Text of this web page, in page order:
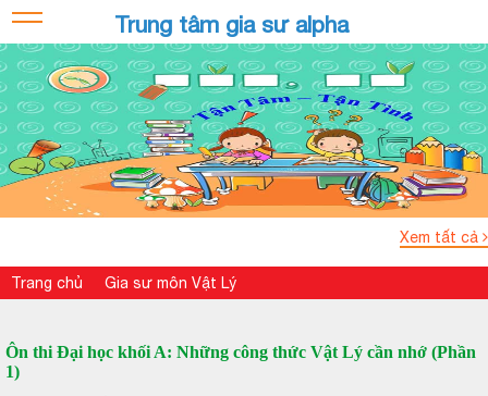
Trung tâm gia sư alpha
Xem tất cả
Trang chủ Gia sư môn Vật Lý
Ôn thi Đại học khối A: Những công thức Vật Lý cần nhớ (Phần
1)